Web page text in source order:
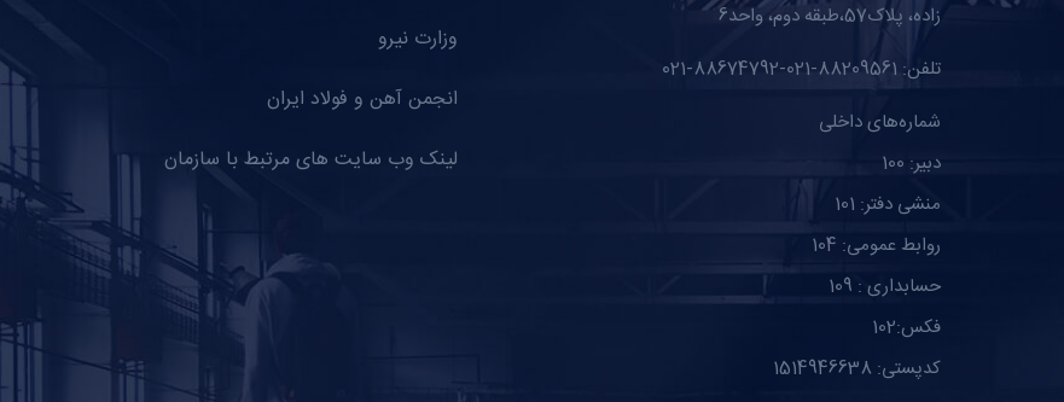
وزارت نیرو
انجمن آهن و فولاد ایران
لینک وب سایت های مرتبط با سازمان
زاده، پلاک57،طبقه دوم، واحد6
تلفن: 88209561-021-88674792-021
شماره‌های داخلی
دبیر: 100
منشی دفتر: 101
روابط عمومی: 104
حسابداری : 109
فکس:102
کدپستی: 1514946638